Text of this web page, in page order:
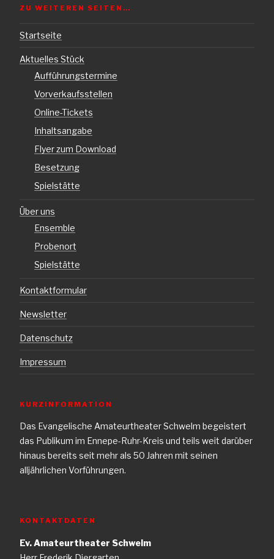
ZU WEITEREN SEITEN…
Startseite
Aktuelles Stück
Aufführungstermine
Vorverkaufsstellen
Online-Tickets
Inhaltsangabe
Flyer zum Download
Besetzung
Spielstätte
Über uns
Ensemble
Probenort
Spielstätte
Kontaktformular
Newsletter
Datenschutz
Impressum
KURZINFORMATION
Das Evangelische Amateurtheater Schwelm begeistert
das Publikum im Ennepe-Ruhr-Kreis und teils weit darüber
hinaus bereits seit mehr als 50 Jahren mit seinen
alljährlichen Vorführungen.
KONTAKTDATEN
Ev. Amateurtheater Schwelm